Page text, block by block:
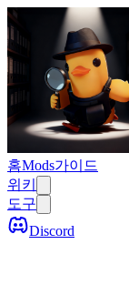
홈Mods가이드
위키
도구
Discord